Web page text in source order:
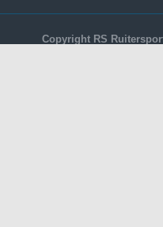
Copyright RS